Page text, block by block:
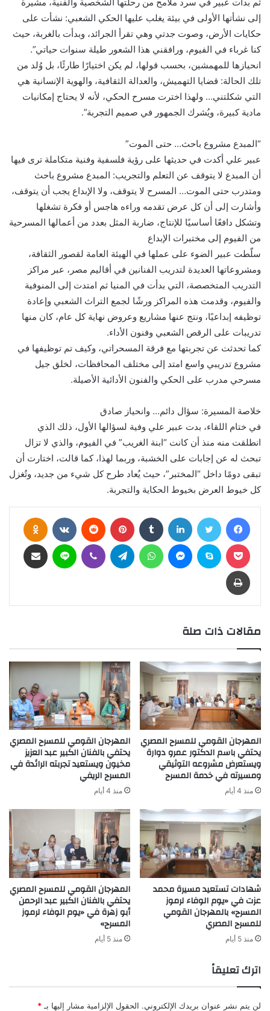
إلى نشأتها الأولى في بيئة يغلب عليها الحكي الشعبي: نشأت على
حكايات الأرض، وصوت جدتي وهي تقرأ الجرائد، وبدأت بالغربة، حيث
كنا غرباء في الفيوم، ورافقني هذا الشعور طيلة سنوات حياتي”.
انحيازها للمهمشين، بحسب قولها، لم يكن اختيارًا طارئًا، بل وُلد من
تلك الحالة: قضايا التهميش، والعدالة الثقافية، والهوية الإنسانية هي
التي شكلتني… ولهذا اخترت مسرح الحكي، لأنه لا يحتاج إمكانيات
مادية كبيرة، ويُشرك الجمهور في صميم التجربة”.
“المبدع مشروع باحث… حتى الموت”
عبير علي أكدت في حديثها على رؤية فلسفية وفنية متكاملة ترى فيها
أن المبدع لا يتوقف عن التعلم والتجريب: المبدع مشروع باحث
ومتدرب حتى الموت… المسرح لا يتوقف، ولا الإبداع يجب أن يتوقف،
وأشارت إلى أن كل عرض تقدمه وراءه هاجس أو فكرة تشغلها
وتشكل دافعًا أساسيًا للإنتاج، ضاربة المثل بعدد من أعمالها المسرحية
من الفيوم إلى مختبرات الإبداع
سلّطت عبير الضوء على عملها في الهيئة العامة لقصور الثقافة،
ومشروعاتها العديدة لتدريب الفنانين في أقاليم مصر، عبر مراكز
التدريب المتخصصة، التي بدأت في المنيا ثم امتدت إلى المنوفية
والفيوم، وقدمت هذه المراكز ورشًا لجمع التراث الشعبي وإعادة
توظيفه إبداعيًا، ونتج عنها مشاريع وعروض نهاية كل عام، كان منها
تدريبات على الرقص الشعبي وفنون الأداء.
كما تحدثت عن تجربتها مع فرقة المسحراتي، وكيف تم توظيفها في
مشروع تدريبي واسع امتد إلى مختلف المحافظات، لخلق جيل
مسرحي مدرب على الحكي والفنون الأدائية الأصيلة.
خلاصة المسيرة: سؤال دائم… وانحياز صادق
في ختام اللقاء، بدت عبير علي وفية لسؤالها الأول، ذلك الذي
انطلقت منه منذ أن كانت “ابنة الغريب” في الفيوم، والذي لا تزال
تبحث له عن إجابات على الخشبة، وربما لهذا، كما قالت، اختارت أن
تبقى دومًا داخل “المختبر”، حيث يُعاد طرح كل شيء من جديد، وتُغزل
كل خيوط العرض بخيوط الحكاية والتجربة.
فيسبوك تويتر لينكدإن بينتيريست
بوكيت سكايب ماسنجر واتساب تيلقرام ڤايبر لاين
طباعة
مقالات ذات صلة
المهرجان القومي للمسرح المصري
يحتفي باسم الدكتور عمرو دوارة
ويستعرض مشروعه التوثيقي
ومسيرته في خدمة المسرح
منذ 4 أيام
المهرجان القومي للمسرح المصري
يحتفي بالفنان الكبير عبد العزيز
مخيون ويستعيد تجربته الرائدة في
المسرح الريفي
منذ 4 أيام
شهادات تستعيد مسيرة محمد
عزت في «يوم الوفاء لرموز
المسرح» بالمهرجان القومي
للمسرح المصري
منذ 5 أيام
المهرجان القومي للمسرح المصري
يحتفي بالفنان الكبير عبد الرحمن
أبو زهرة في «يوم الوفاء لرموز
المسرح»
منذ 5 أيام
اترك تعليقاً
لن يتم نشر عنوان بريدك الإلكتروني. الحقول الإلزامية مشار إليها بـ *